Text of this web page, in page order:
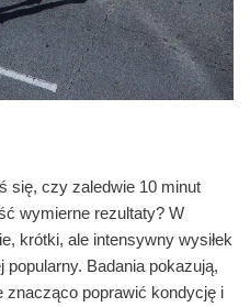
się, czy zaledwie 10 minut
wymierne rezultaty? W
krótki, ale intensywny wysiłek
Badania pokazują,
poprawić kondycję i